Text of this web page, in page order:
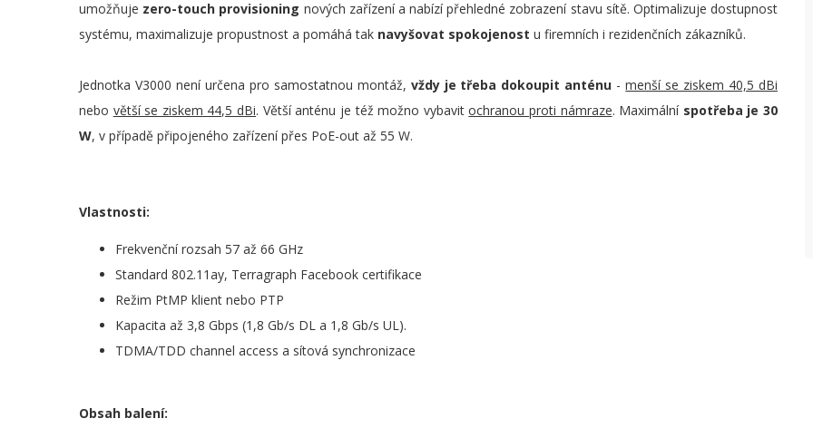
umožňuje zero-touch provisioning nových zařízení a nabízí přehledné zobrazení stavu sítě. Optimalizuje dostupnost
systému, maximalizuje propustnost a pomáhá tak navyšovat spokojenost u firemních i rezidenčních zákazníků.
Jednotka V3000 není určena pro samostatnou montáž, vždy je třeba dokoupit anténu -menší se ziskem 40,5 dBi
nebo větší se ziskem 44,5 dBi. Větší anténu je též možno vybavitochranou proti námraze. Maximální spotřeba je 30
W, v případě připojeného zařízení přes PoE-out až 55 W.
Vlastnosti:
Frekvenční rozsah 57 až 66 GHz
Standard 802.11ay, Terragraph Facebook certifikace
Režim PtMP klient nebo PTP
Kapacita až 3,8 Gbps (1,8 Gb/s DL a 1,8 Gb/s UL).
TDMA/TDD channel access a sítová synchronizace
Obsah balení: